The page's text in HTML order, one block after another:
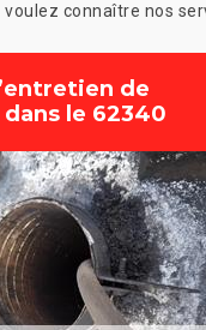
connaître nos
de
le 62340